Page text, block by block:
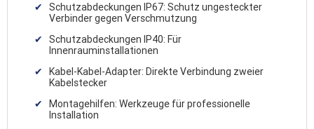
Schutzabdeckungen IP67: Schutz ungesteckter
Verbinder gegen Verschmutzung
Schutzabdeckungen IP40: Für
Innenrauminstallationen
Kabel-Kabel-Adapter: Direkte Verbindung zweier
Kabelstecker
Montagehilfen: Werkzeuge für professionelle
Installation